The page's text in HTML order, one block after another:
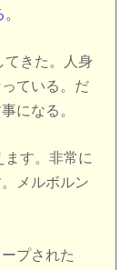
てきた。人身
ている。だ
になる。
ます。非常に
メルボルン
プされた